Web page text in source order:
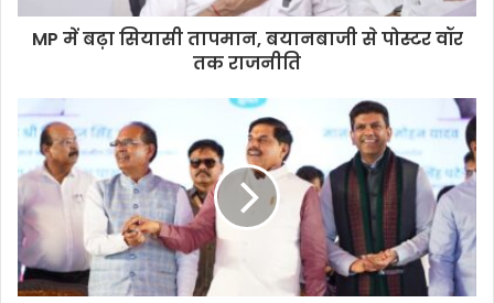
MP में बढ़ा सियासी तापमान, बयानबाजी से पोस्टर वॉर
तक राजनीति